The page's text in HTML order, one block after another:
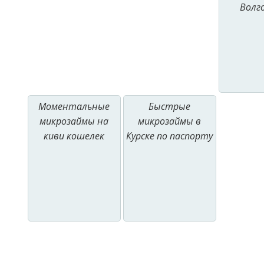
Моментальные
микрозаймы на
киви кошелек
Быстрые
микрозаймы в
Курске по паспорту